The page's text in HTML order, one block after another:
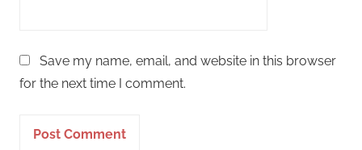
Save my name, email, and website in this browser
for the next time I comment.